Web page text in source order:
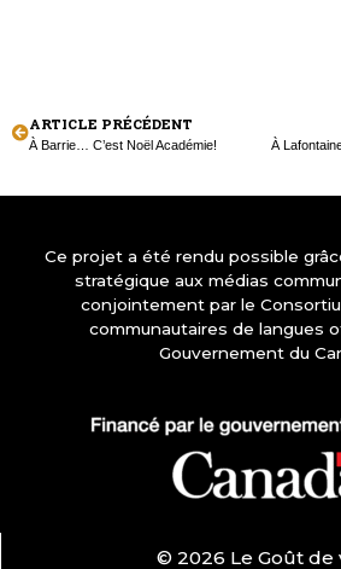
ARTICLE PRÉCÉDENT
À Barrie… C’est Noël Académie!
Ce projet a été rendu possible
stratégique aux médias
conjointement par le
communautaires de langues
Gouvernement du
© 2026 Le Goût de